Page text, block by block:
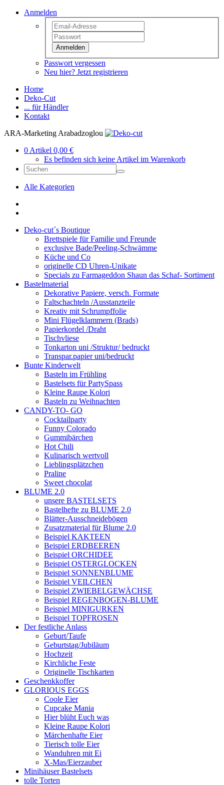
Anmelden
Anmelden
Passwort vergessen
Neu hier? Jetzt registrieren
Home
Deko-Cut
... für Händler
Kontakt
ARA-Marketing Arabadzoglou
0 Artikel 0,00 €
Es befinden sich keine Artikel im Warenkorb
Alle Kategorien
Deko-cut´s Boutique
Brettspiele für Familie und Freunde
exclusive Bade/Peeling-Schwämme
Küche und Co
originelle CD Uhren-Unikate
Specials zu Farmageddon Shaun das Schaf- Sortiment
Bastelmaterial
Dekorative Papiere, versch. Formate
Faltschachteln /Ausstanzteile
Kreativ mit Schrumpffolie
Mini Flügelklammern (Brads)
Papierkordel /Draht
Tischvliese
Tonkarton uni /Struktur/ bedruckt
Transpar.papier uni/bedruckt
Bunte Kinderwelt
Basteln im Frühling
Bastelsets für PartySpass
Kleine Raupe Kolori
Basteln zu Weihnachten
CANDY-TO- GO
Cocktailparty
Funny Colorado
Gummibärchen
Hot Chili
Kulinarisch wertvoll
Lieblingsplätzchen
Praline
Sweet chocolat
BLUME 2.0
unsere BASTELSETS
Bastelhefte zu BLUME 2.0
Blätter-Ausschneidebögen
Zusatzmaterial für Blume 2.0
Beispiel KAKTEEN
Beispiel ERDBEEREN
Beispiel ORCHIDEE
Beispiel OSTERGLOCKEN
Beispiel SONNENBLUME
Beispiel VEILCHEN
Beispiel ZWIEBELGEWÄCHSE
Beispiel REGENBOGEN-BLUME
Beispiel MINIGURKEN
Beispiel TOPFROSEN
Der festliche Anlass
Geburt/Taufe
Geburtstag/Jubiläum
Hochzeit
Kirchliche Feste
Originelle Tischkarten
Geschenkkoffer
GLORIOUS EGGS
Coole Eier
Cupcake Mania
Hier blüht Euch was
Kleine Raupe Kolori
Märchenhafte Eier
Tierisch tolle Eier
Wanduhren mit Ei
X-Mas/Eierzauber
Minihäuser Bastelsets
tolle Torten